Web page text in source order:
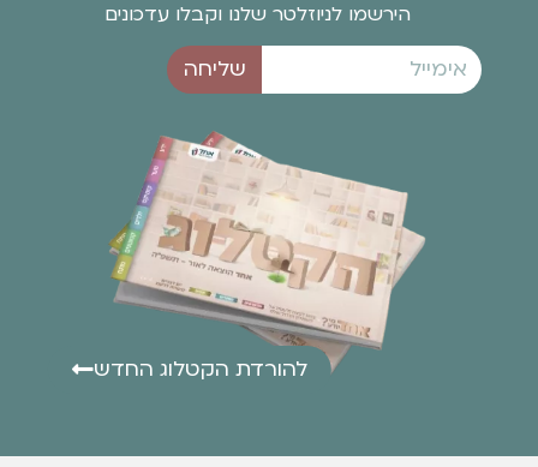
הירשמו לניוזלטר שלנו וקבלו עדכונים
שליחה
להורדת הקטלוג החדש